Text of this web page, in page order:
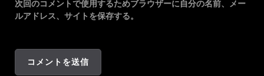
次回のコメントで使用するためブラウザーに自分の名前、メー
ルアドレス、サイトを保存する。